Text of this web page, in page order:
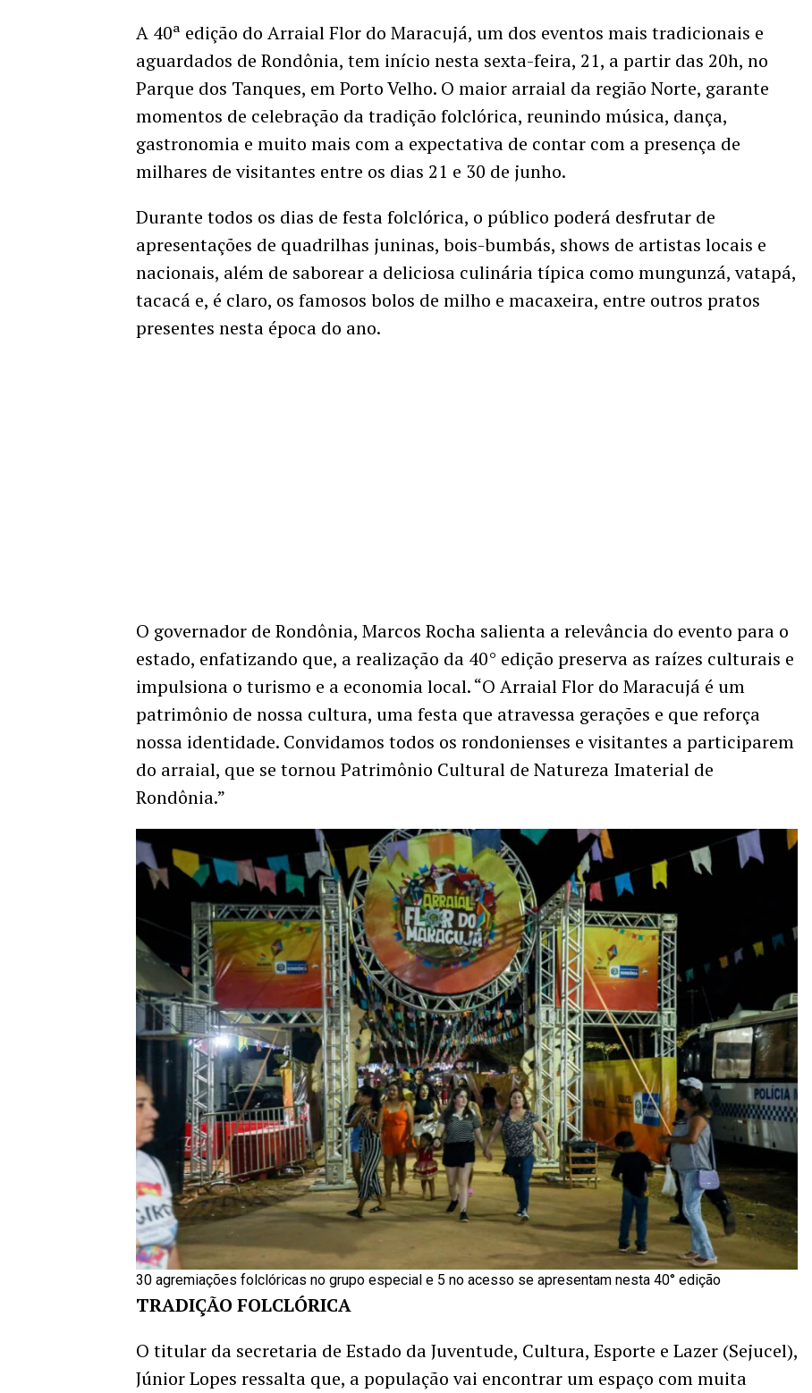
A 40ª edição do Arraial Flor do Maracujá, um dos eventos mais tradicionais e
aguardados de Rondônia, tem início nesta sexta-feira, 21, a partir das 20h, no
Parque dos Tanques, em Porto Velho. O maior arraial da região Norte, garante
momentos de celebração da tradição folclórica, reunindo música, dança,
gastronomia e muito mais com a expectativa de contar com a presença de
milhares de visitantes entre os dias 21 e 30 de junho.
Durante todos os dias de festa folclórica, o público poderá desfrutar de
apresentações de quadrilhas juninas, bois-bumbás, shows de artistas locais e
nacionais, além de saborear a deliciosa culinária típica como mungunzá, vatapá,
tacacá e, é claro, os famosos bolos de milho e macaxeira, entre outros pratos
presentes nesta época do ano.
O governador de Rondônia, Marcos Rocha salienta a relevância do evento para o
estado, enfatizando que, a realização da 40° edição preserva as raízes culturais e
impulsiona o turismo e a economia local. “O Arraial Flor do Maracujá é um
patrimônio de nossa cultura, uma festa que atravessa gerações e que reforça
nossa identidade. Convidamos todos os rondonienses e visitantes a participarem
do arraial, que se tornou Patrimônio Cultural de Natureza Imaterial de
Rondônia.”
30 agremiações folclóricas no grupo especial e 5 no acesso se apresentam nesta 40° edição
TRADIÇÃO FOLCLÓRICA
O titular da secretaria de Estado da Juventude, Cultura, Esporte e Lazer (Sejucel),
Júnior Lopes ressalta que, a população vai encontrar um espaço com muita